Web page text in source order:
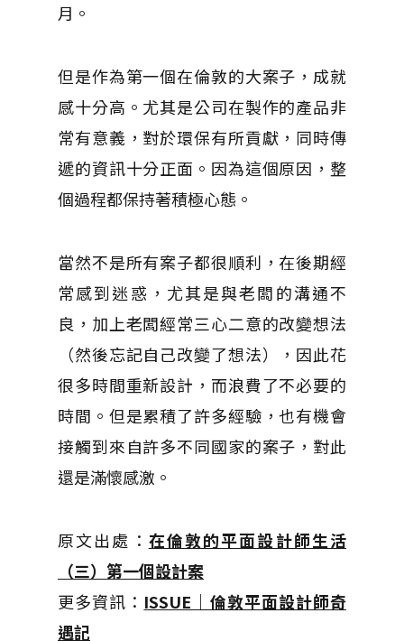
月。
但是作為第一個在倫敦的大案子，成就
感十分高。尤其是公司在製作的產品非
常有意義，對於環保有所貢獻，同時傳
遞的資訊十分正面。因為這個原因，整
個過程都保持著積極心態。
當然不是所有案子都很順利，在後期經
常感到迷惑，尤其是與老闆的溝通不
良，加上老闆經常三心二意的改變想法
（然後忘記自己改變了想法），因此花
很多時間重新設計，而浪費了不必要的
時間。但是累積了許多經驗，也有機會
接觸到來自許多不同國家的案子，對此
還是滿懷感激。
原文出處： 在倫敦的平面設計師生活
（三）第一個設計案
更多資訊： ISSUE｜倫敦平面設計師奇
遇記